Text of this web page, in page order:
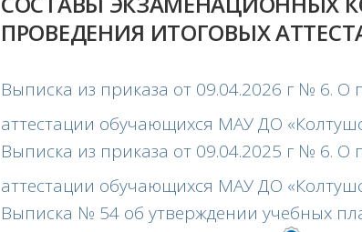
ПРОВЕДЕНИЯ ИТОГОВЫХ
Выписка из приказа от 09.04.2026 г № 6. О
аттестации обучающихся МАУ ДО
Выписка из приказа от 09.04.2025 г № 6. О
аттестации обучающихся МАУ ДО
Выписка № 54 об утверждении учебных